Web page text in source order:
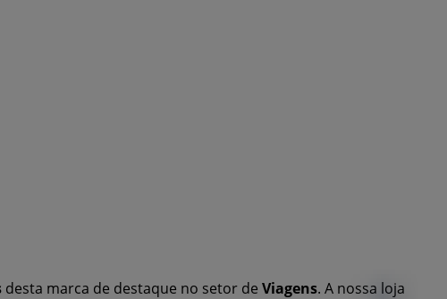
desta marca de destaque no setor de Viagens. A nossa loja